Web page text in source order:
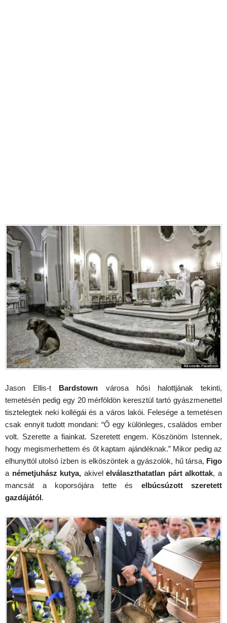
Jason Ellis-t Bardstown városa hősi halottjának tekinti,
temetésén pedig egy 20 mérföldön keresztül tartó gyászmenettel
tisztelegtek neki kollégái és a város lakói. Felesége a temetésen
csak ennyit tudott mondani: “Ő egy különleges, családos ember
volt. Szerette a fiainkat. Szeretett engem. Köszönöm Istennek,
hogy megismerhettem és őt kaptam ajándéknak.” Mikor pedig az
elhunyttól utolsó ízben is elköszöntek a gyászolók, hű társa, Figo
a németjuhász kutya, akivelelválaszthatatlan párt alkottak, a
mancsát a koporsójára tette és elbúcsúzott szeretett
gazdájától.